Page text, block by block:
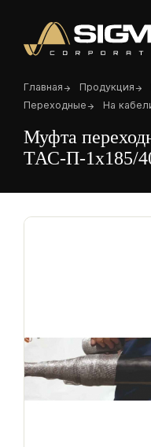
основному
содержанию
Строка
навигации
Главная Продукция
Переходные
На
Муфта
ТАС-П-1х185/